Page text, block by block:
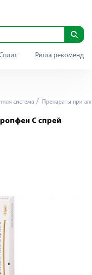
Ригла
система Препараты при
С спрей